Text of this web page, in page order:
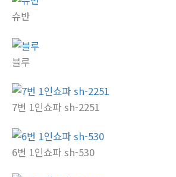
슈반
블루
7번 1인쇼파 sh-2251
6번 1인쇼파 sh-530